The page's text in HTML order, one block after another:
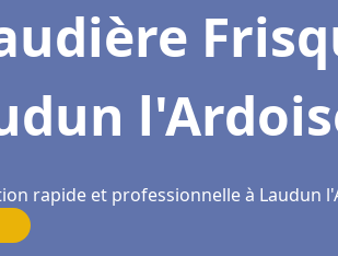
rapide et professionnelle à Laudun